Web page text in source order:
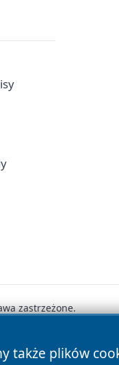
także plików
zastrzeżone.
Cookies